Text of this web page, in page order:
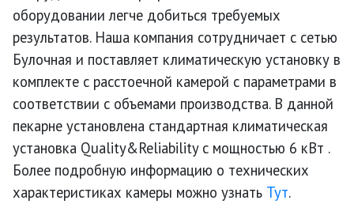
оборудовании легче добиться требуемых
результатов. Наша компания сотрудничает с сетью
Булочная и поставляет климатическую установку в
комплекте с расстоечной камерой с параметрами в
соответствии с объемами производства. В данной
пекарне установлена стандартная климатическая
установка Quality&Reliability с мощностью 6 кВт .
Более подробную информацию о технических
характеристиках камеры можно узнать Тут.